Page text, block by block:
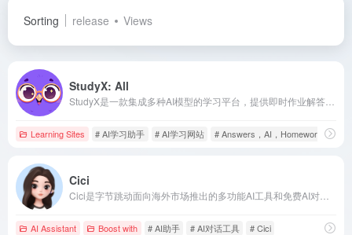
Sorting release Views
StudyX: All
Learning Sites # AI学习助手 # AI学习网站 # Answers，AI，Homework，Help
Cici
AI Assistant Boost with # AI助手 # AI对话工具 # Cici